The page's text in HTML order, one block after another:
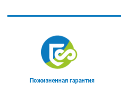
Пожизненная гарантия